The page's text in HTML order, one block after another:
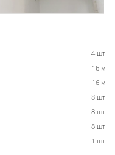
4 шт
16 м
16 м
8 шт
8 шт
8 шт
1 шт